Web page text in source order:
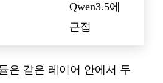
Qwen3.5에
근접
은 같은 레이어 안에서 두